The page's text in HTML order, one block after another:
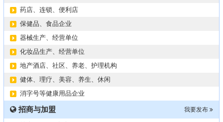
【寻求合作】海外代理、慈善机构
某资方在全国大量求购各地机构
西南地区某煤炭公司寻求合作
2024第34届（广东）国际大健康产业博览会
某器械公司项目技术转让
10-13
#冠心病养生素口服液项目招商或寻求技术转让
药店、连锁、便利店
保健品、食品企业
器械生产、经营单位
化妆品生产、经营单位
地产酒店、社区、养老、护理机构
健体、理疗、美容、养生、休闲
消字号等健康用品企业
我要发布
招商与加盟